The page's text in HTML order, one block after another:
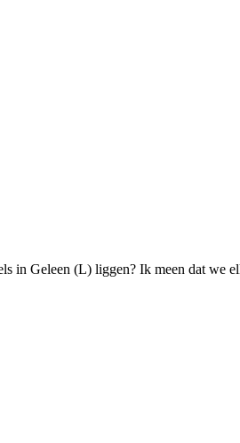
in Geleen (L) liggen? Ik meen dat we